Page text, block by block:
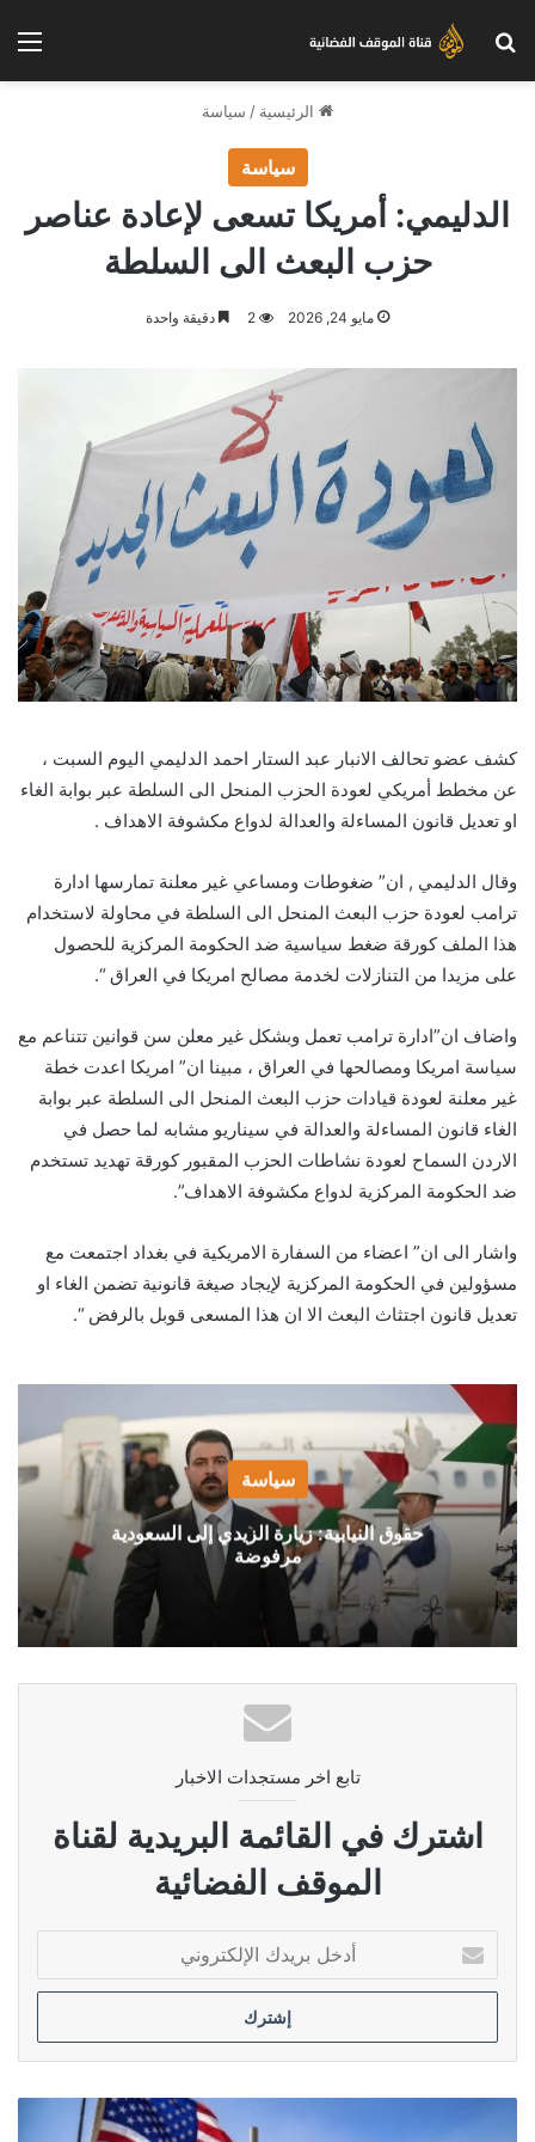
بحث عن
الرئيسية / سياسة
سياسة
الدليمي: أمريكا تسعى لإعادة عناصر
حزب البعث الى السلطة
مايو 24, 2026 2 دقيقة واحدة
كشف عضو تحالف الانبار عبد الستار احمد الدليمي اليوم السبت ،
عن مخطط أمريكي لعودة الحزب المنحل الى السلطة عبر بوابة الغاء
او تعديل قانون المساءلة والعدالة لدواع مكشوفة الاهداف .
وقال الدليمي , ان” ضغوطات ومساعي غير معلنة تمارسها ادارة
ترامب لعودة حزب البعث المنحل الى السلطة في محاولة لاستخدام
هذا الملف كورقة ضغط سياسية ضد الحكومة المركزية للحصول
على مزيدا من التنازلات لخدمة مصالح امريكا في العراق “.
واضاف ان”ادارة ترامب تعمل وبشكل غير معلن سن قوانين تتناعم مع
سياسة امريكا ومصالحها في العراق ، مبينا ان” امريكا اعدت خطة
غير معلنة لعودة قيادات حزب البعث المنحل الى السلطة عبر بوابة
الغاء قانون المساءلة والعدالة في سيناريو مشابه لما حصل في
الاردن السماح لعودة نشاطات الحزب المقبور كورقة تهديد تستخدم
ضد الحكومة المركزية لدواع مكشوفة الاهداف”.
واشار الى ان” اعضاء من السفارة الامريكية في بغداد اجتمعت مع
مسؤولين في الحكومة المركزية لإيجاد صيغة قانونية تضمن الغاء او
تعديل قانون اجتثاث البعث الا ان هذا المسعى قوبل بالرفض “.
سياسة
حقوق النيابية: زيارة الزيدي إلى السعودية
مرفوضة
تابع اخر مستجدات الاخبار
اشترك في القائمة البريدية لقناة
الموقف الفضائية
بريدك
الإلكتروني